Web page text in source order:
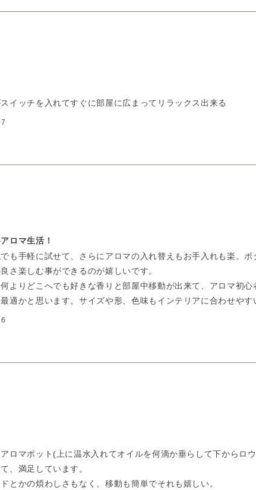
イッチを入れてすぐに部屋に広まってリラックス出来る
ロマ生活！
も手軽に試せて、さらにアロマの入れ替えもお手入れも楽。
さ楽しむ事ができるのが嬉しいです。
よりどこへでも好きな香りと部屋中移動が出来て、アロマ初心
適かと思います。サイズや形、色味もインテリアに合わせや
ロマポット(上に温水入れてオイルを何滴か垂らして下から
、満足しています。
とかの煩わしさもなく、移動も簡単でそれも嬉しい。